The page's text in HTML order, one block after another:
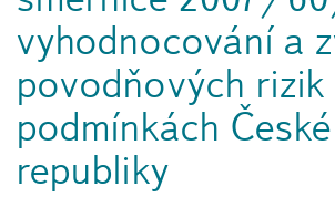
vyhodnocování a
povodňových rizik
podmínkách České
republiky